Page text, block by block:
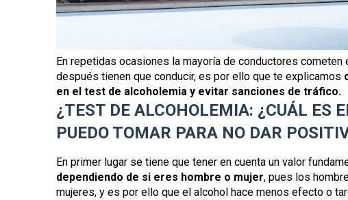
En repetidas ocasiones la mayoría de conductores
después tienen que conducir, es por ello que te explicamos
en el test de alcoholemia y evitar sanciones de tráfico.
¿TEST DE ALCOHOLEMIA: ¿CUÁL ES
PUEDO TOMAR PARA NO DAR
En primer lugar se tiene que tener en cuenta un valor
dependiendo de si eres hombre o mujer, pues los
mujeres, y es por ello que el alcohol hace menos efecto o